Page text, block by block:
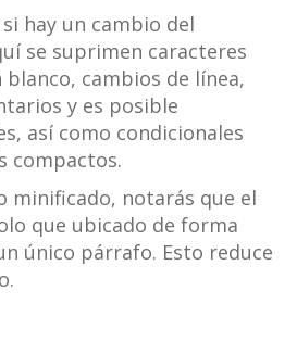
hay un cambio del
se suprimen caracteres
blanco, cambios de línea,
y es posible
así como condicionales
compactos.
minificado, notarás que el
que ubicado de forma
único párrafo. Esto reduce